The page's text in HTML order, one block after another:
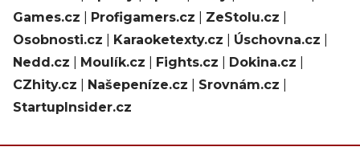
Games.cz
Profigamers.cz ZeStolu.cz
Osobnosti.cz
Karaoketexty.cz Úschovna.cz
Nedd.cz
Moulík.cz Fights.cz Dokina.cz
CZhity.cz
Našepeníze.cz Srovnám.cz
StartupInsider.cz